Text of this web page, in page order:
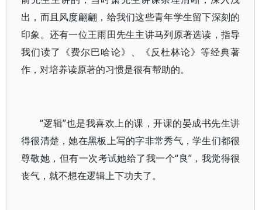
出，而且风度翩翩，给我们这些青年学生留下深刻的
印象。还有一位王雨田先生主讲马列原著选读，指导
我们读了《费尔巴哈论》、《反杜林论》等经典著
作，对培养读原著的习惯是很有帮助的。
“逻辑”也是我喜欢上的课，开课的晏成书先生讲
得很清楚，她在黑板上写的字非常秀气，学生们都很
尊敬她，但有一次考试她给了我一个“良”，我觉得很
丧气，就不想在逻辑上下功夫了。